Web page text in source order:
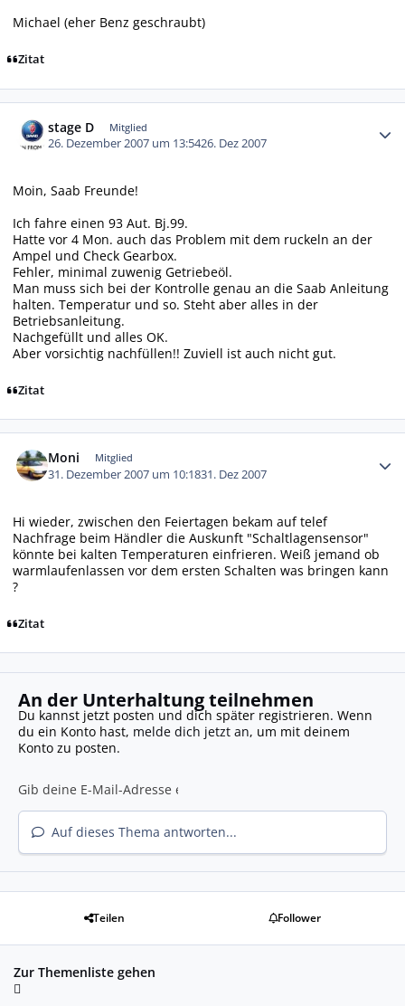
Michael (eher Benz geschraubt)
Zitat
stage D Mitglied
26. Dezember 2007 um 13:5426. Dez 2007
Moin, Saab Freunde!
Ich fahre einen 93 Aut. Bj.99.
Hatte vor 4 Mon. auch das Problem mit dem ruckeln an der
Ampel und Check Gearbox.
Fehler, minimal zuwenig Getriebeöl.
Man muss sich bei der Kontrolle genau an die Saab Anleitung
halten. Temperatur und so. Steht aber alles in der
Betriebsanleitung.
Nachgefüllt und alles OK.
Aber vorsichtig nachfüllen!! Zuviell ist auch nicht gut.
Zitat
Moni Mitglied
31. Dezember 2007 um 10:1831. Dez 2007
Hi wieder, zwischen den Feiertagen bekam auf telef
Nachfrage beim Händler die Auskunft "Schaltlagensensor"
könnte bei kalten Temperaturen einfrieren. Weiß jemand ob
warmlaufenlassen vor dem ersten Schalten was bringen kann
?
Zitat
An der Unterhaltung teilnehmen
Du kannst jetzt posten und dich später registrieren. Wenn
du ein Konto hast, melde dich jetzt an, um mit deinem
Konto zu posten.
Auf dieses Thema antworten...
Teilen Follower
Zur Themenliste gehen